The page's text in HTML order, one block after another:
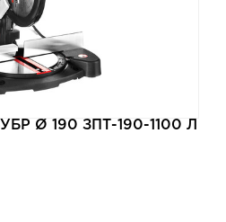
Ø 190 ЗПТ-190-1100 Л